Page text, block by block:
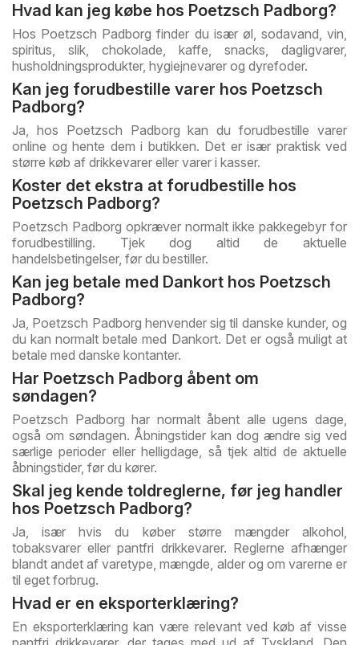
Hvad kan jeg købe hos Poetzsch Padborg?
Hos Poetzsch Padborg finder du især øl, sodavand, vin,
spiritus, slik, chokolade, kaffe, snacks, dagligvarer,
husholdningsprodukter, hygiejnevarer og dyrefoder.
Kan jeg forudbestille varer hos Poetzsch
Padborg?
Ja, hos Poetzsch Padborg kan du forudbestille varer
online og hente dem i butikken. Det er især praktisk ved
større køb af drikkevarer eller varer i kasser.
Koster det ekstra at forudbestille hos
Poetzsch Padborg?
Poetzsch Padborg opkræver normalt ikke pakkegebyr for
forudbestilling. Tjek dog altid de aktuelle
handelsbetingelser, før du bestiller.
Kan jeg betale med Dankort hos Poetzsch
Padborg?
Ja, Poetzsch Padborg henvender sig til danske kunder, og
du kan normalt betale med Dankort. Det er også muligt at
betale med danske kontanter.
Har Poetzsch Padborg åbent om
søndagen?
Poetzsch Padborg har normalt åbent alle ugens dage,
også om søndagen. Åbningstider kan dog ændre sig ved
særlige perioder eller helligdage, så tjek altid de aktuelle
åbningstider, før du kører.
Skal jeg kende toldreglerne, før jeg handler
hos Poetzsch Padborg?
Ja, især hvis du køber større mængder alkohol,
tobaksvarer eller pantfri drikkevarer. Reglerne afhænger
blandt andet af varetype, mængde, alder og om varerne er
til eget forbrug.
Hvad er en eksporterklæring?
En eksporterklæring kan være relevant ved køb af visse